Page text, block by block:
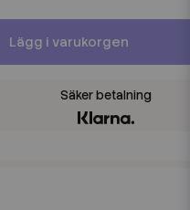
Lägg i varukorgen